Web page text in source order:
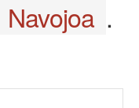
Navojoa .